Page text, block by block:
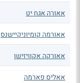
אאורה אגח יט
אאורמה קומיוניקיישנס
אאורקה אקוויזישן
אאליס פארמה